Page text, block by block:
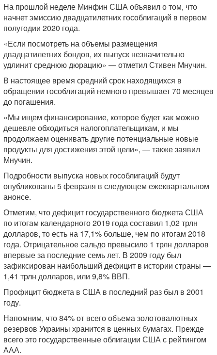
На прошлой неделе Минфин США объявил о том, что
начнет эмиссию двадцатилетних гособлигаций в первом
полугодии 2020 года.
«Если посмотреть на объемы размещения
двадцатилетних бондов, их выпуск незначительно
удлинит среднюю дюрацию» — отметил Стивен Мнучин.
В настоящее время средний срок находящихся в
обращении гособлигаций немного превышает 70 месяцев
до погашения.
«Мы ищем финансирование, которое будет как можно
дешевле обходиться налогоплательщикам, и мы
продолжаем оценивать другие потенциальные новые
продукты для достижения этой цели», — также заявил
Мнучин.
Подробности выпуска новых гособлигаций будут
опубликованы 5 февраля в следующем ежеквартальном
анонсе.
Отметим, что дефицит государственного бюджета США
по итогам календарного 2019 года составил 1,02 трлн
долларов, то есть на 17,1% больше, чем по итогам 2018
года. Отрицательное сальдо превысило 1 трлн долларов
впервые за последние семь лет. В 2009 году был
зафиксирован наибольший дефицит в истории страны —
1,41 трлн долларов, или 9,8% ВВП.
Профицит бюджета в США в последний раз был в 2001
году.
Напомним, что 84% от всего объема золотовалютных
резервов Украины хранится в ценных бумагах. Прежде
всего это государственные облигации США с рейтингом
ААА.